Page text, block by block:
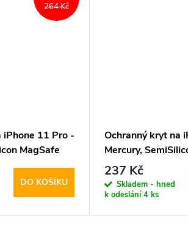
264 Kč
iPhone 11 Pro -
MagSafe
DO KOŠÍKU
Ochranný kryt na
Mercury,
Stone
237 Kč
Skladem - hned
k odeslání4 ks